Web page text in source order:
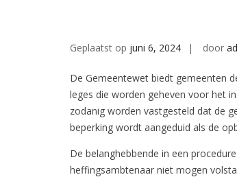
Geplaatst op juni 6, 2024 door
De Gemeentewet biedt gemeenten
leges die worden geheven voor het
zodanig worden vastgesteld dat de
beperking wordt aangeduid als de
De belanghebbende in een
heffingsambtenaar niet mogen